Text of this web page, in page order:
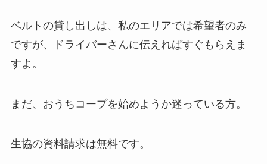
ベルトの貸し出しは、私のエリアでは希望者のみ
ですが、ドライバーさんに伝えればすぐもらえま
すよ。
まだ、おうちコープを始めようか迷っている方。
生協の資料請求は無料です。